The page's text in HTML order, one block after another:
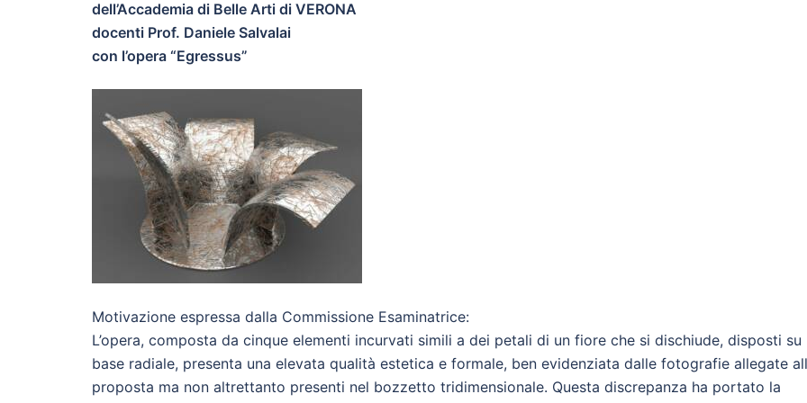
dell’Accademia di Belle Arti di VERONA
docenti Prof. Daniele Salvalai
con l’opera “Egressus”
Motivazione espressa dalla Commissione Esaminatrice:
L’opera, composta da cinque elementi incurvati simili a dei petali di un fiore che si dischiude, disposti su
base radiale, presenta una elevata qualità estetica e formale, ben evidenziata dalle fotografie allegate
proposta ma non altrettanto presenti nel bozzetto tridimensionale. Questa discrepanza ha portato la